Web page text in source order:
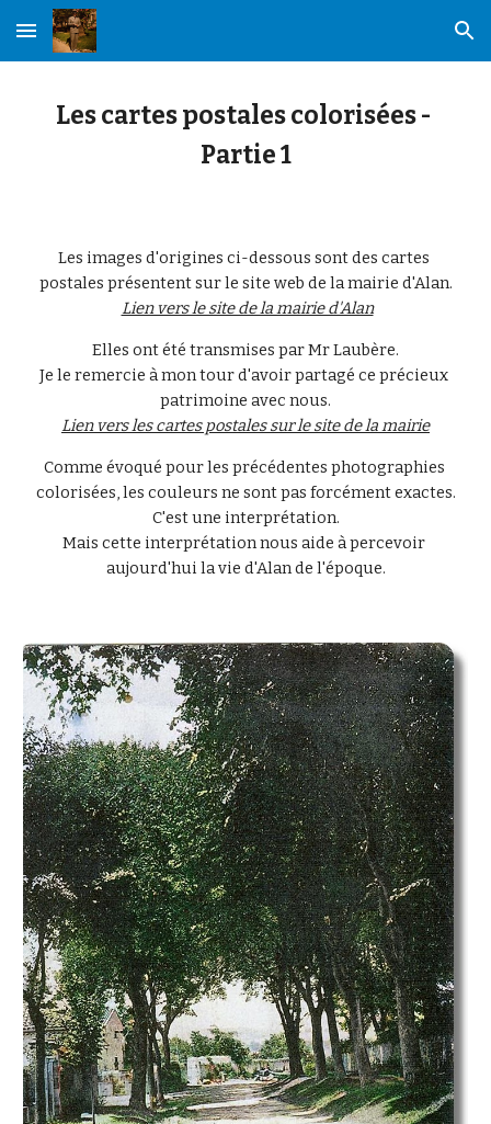
Skip to main content Skip to navigation
Les cartes postales colorisées -
Partie 1
Les images d'origines ci-dessous sont des cartes
postales présentent sur le site web de la mairie d'Alan.
Lien vers le site de la mairie d'Alan
Elles ont été transmises par Mr Laubère.
Je le remercie à mon tour d'avoir partagé ce précieux
patrimoine avec nous.
Lien vers les cartes postales sur le site de la mairie
Comme évoqué pour les précédentes photographies
colorisées, les couleurs ne sont pas forcément exactes.
C'est une interprétation.
Mais cette interprétation nous aide à percevoir
aujourd'hui la vie d'Alan de l'époque.